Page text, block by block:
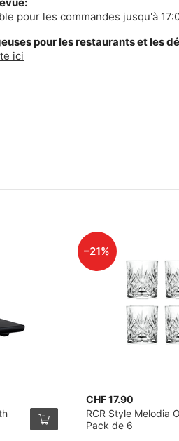
pour les commandes jusqu'à
pour les restaurants et les
ici
–21%
CHF 17.90
RCR Style Melodia
Pack de 6